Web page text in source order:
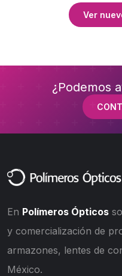
Ver
¿Podemos
En Polímeros Ópticos
y comercialización de
armazones, lentes de
México.